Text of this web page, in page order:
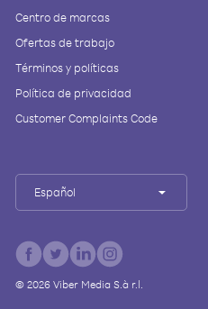
Centro de marcas
Ofertas de trabajo
Términos y políticas
Política de privacidad
Customer Complaints Code
Español
© 2026Viber Media S.à r.l.